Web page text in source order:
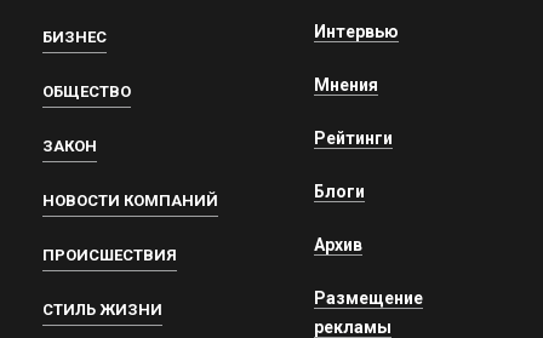
БИЗНЕС
ОБЩЕСТВО
ЗАКОН
НОВОСТИ КОМПАНИЙ
ПРОИСШЕСТВИЯ
СТИЛЬ ЖИЗНИ
Интервью
Мнения
Рейтинги
Блоги
Архив
Размещение
рекламы